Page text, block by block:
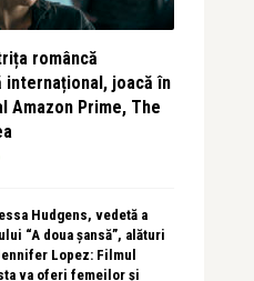
româncă
internațional, joacă în
Amazon Prime, The
Hudgens, vedetă a
“A doua șansă”, alături
Lopez: Filmul
va oferi femeilor și